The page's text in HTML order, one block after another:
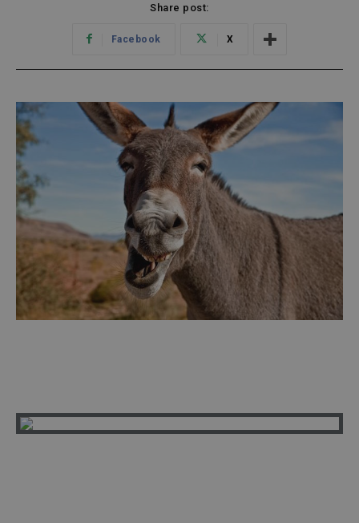
Share post:
Facebook X